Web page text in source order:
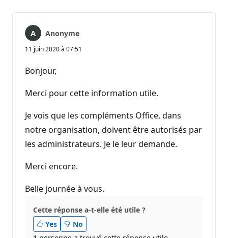
Anonyme
11 juin 2020 à 07:51
Bonjour,
Merci pour cette information utile.
Je vois que les compléments Office, dans
notre organisation, doivent être autorisés par
les administrateurs. Je le leur demande.
Merci encore.
Belle journée à vous.
Cette réponse a-t-elle été utile ?
Yes
No